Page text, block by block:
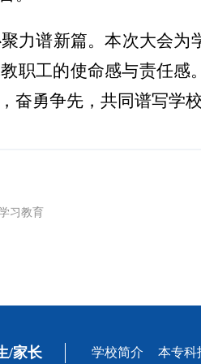
力谱新篇。本次大会为
职工的使命感与责任感
奋勇争先，共同谱写学
习教育
/家长 学校简介 本专科